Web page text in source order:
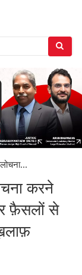
करने
फ़ैसलों से